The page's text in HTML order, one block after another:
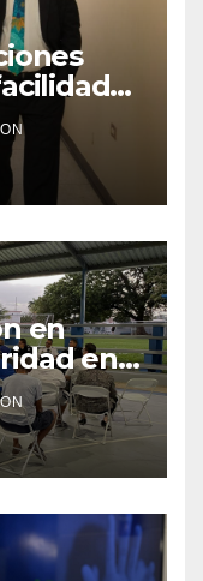
Salud
en
en